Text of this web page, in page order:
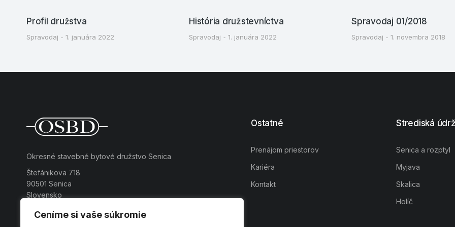
Ceníme si vaše súkromie
Profil družstva
Spravodaj 1. januára 2022
História družstevníctva
Spravodaj 1. januára 2022
Spravodaj 01/2018
Spravodaj 1. novembra 2018
Okresné stavebné bytové družstvo Senica
Štefánikova 718
90501 Senica
Slovensko
Tel.: +421 34 6940711
Ostatné
Prenájom priestorov
Kariéra
Kontakt
Strediská
Senica a rozptyl
Myjava
Skalica
Holíč